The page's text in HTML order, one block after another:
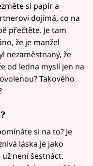
si papír a
dojímá, co na
přečtěte. Je tam
že je manžel
nezaměstnaný, že
od ledna myslí jen na
Takového
si na to? Je
láska je jako
není šestnáct.